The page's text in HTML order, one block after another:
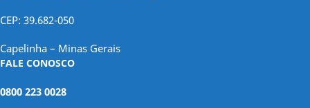
CEP: 39.682-050
Capelinha – Minas Gerais
FALE CONOSCO
0800 223 0028